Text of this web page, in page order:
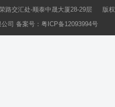
路交汇处-顺泰中晟大厦28-29层 版权
司 备案号： 粤ICP备12093994号